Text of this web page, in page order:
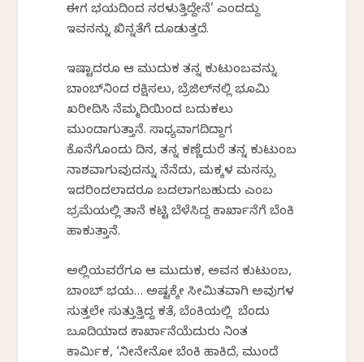
ಈಗ ಭಯದಿಂದ ನರಳುತ್ತಿದ್ದೇನೆ’ ಎಂದದ್ದು
ಇವನನ್ನು ಖಿನ್ನತೆಗೆ ದೂಡುತ್ತದೆ.
ಇಷ್ಟಾದರೂ ಆ ಮುದುಕ ತನ್ನ ಕುಟುಂಬವನ್ನು
ಬಾಂಬ್‌ನಿಂದ ರಕ್ಷಿಸಲು, ಬ್ರೆಜಿಲ್‌ನಲ್ಲಿ ಭೂಮಿ
ಖರೀದಿಸಿ ನೆಮ್ಮದಿಯಿಂದ ಬದುಕಲು
ಮುಂದಾಗುತ್ತಾನೆ. ಸಾಧ್ಯವಾಗದಿದ್ದಾಗ
ಕೊನೆಗೊಂದು ದಿನ, ತನ್ನ ಕಣ್ಣೆದುರೆ ತನ್ನ ಕುಟುಂಬ
ನಾಶವಾಗುವುದನ್ನು ನೆನೆದು, ಮಕ್ಕಳ ಮನಸ್ಸು
ಇದರಿಂದಲಾದರೂ ಬದಲಾಗಬಹುದು ಎಂಬ
ಭ್ರಮೆಯಲ್ಲಿ ತಾನೆ ಕಟ್ಟಿ ಬೆಳೆಸಿದ್ದ ಕಾರ್ಖಾನೆಗೆ ಬೆಂಕಿ
ಹಾಕುತ್ತಾನೆ.
ಅಲ್ಲಿಯವರೆಗೂ ಆ ಮುದುಕ, ಅವನ ಕುಟುಂಬ,
ಬಾಂಬ್ ಭಯ… ಅಷ್ಟಕ್ಕೇ ಸೀಮಿತವಾಗಿ ಅವುಗಳ
ಸುತ್ತಲೇ ಸುತ್ತುತ್ತಿದ್ದ ಕತೆ, ಬೆಂಕಿಯಲ್ಲಿ ಬೆಂದು
ಬೂದಿಯಾದ ಕಾರ್ಖಾನೆಯೆದುರು ನಿಂತ
ಕಾರ್ಮಿಕ, ‘ನೀನೇನೋ ಬೆಂಕಿ ಹಾಕಿದೆ, ಮುಂದೆ